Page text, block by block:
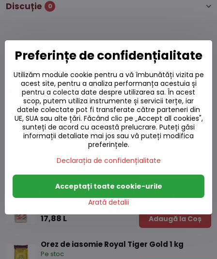
Discuție 0
Produse alternative
Orez glutinos thailandez 1kg
Pe stoc
20,56 L Adaugă la Coș
Orez glutinos 1kg
16,89 L
Orez pentru sushi Royal Orient 1kg
17,88 L Adaugă la Coș
Orez de iasomie Royal Tiger Gold 1 kg
Pe stoc
Preferințe de confidențialitate
Utilizăm module cookie pentru a vă îmbunătăți vizita pe
acest site, pentru a analiza performanța acestuia și
pentru a colecta date despre utilizarea sa. În acest
scop, putem utiliza instrumente și servicii terțe, iar
datele colectate pot fi transferate către parteneri din
UE, SUA sau alte țări. Făcând clic pe „Accept all cookies",
sunteți de acord cu această prelucrare. Puteți găsi
informații detaliate mai jos sau vă puteți modifica
preferințele.
Declarația de confidențialitate
Arată detalii
Acceptați toate cookie-urile